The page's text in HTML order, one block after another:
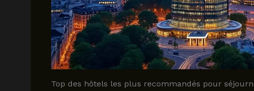
Top des hôtels les plus recommandés pour